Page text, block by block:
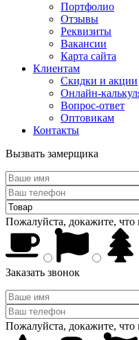
Портфолио
Отзывы
Реквизиты
Вакансии
Карта сайта
Клиентам
Скидки и акции
Онлайн-
Вопрос-ответ
Оптовикам
Контакты
Вызвать замерщика
Пожалуйста, докажите, что
Заказать звонок
Пожалуйста, докажите, что